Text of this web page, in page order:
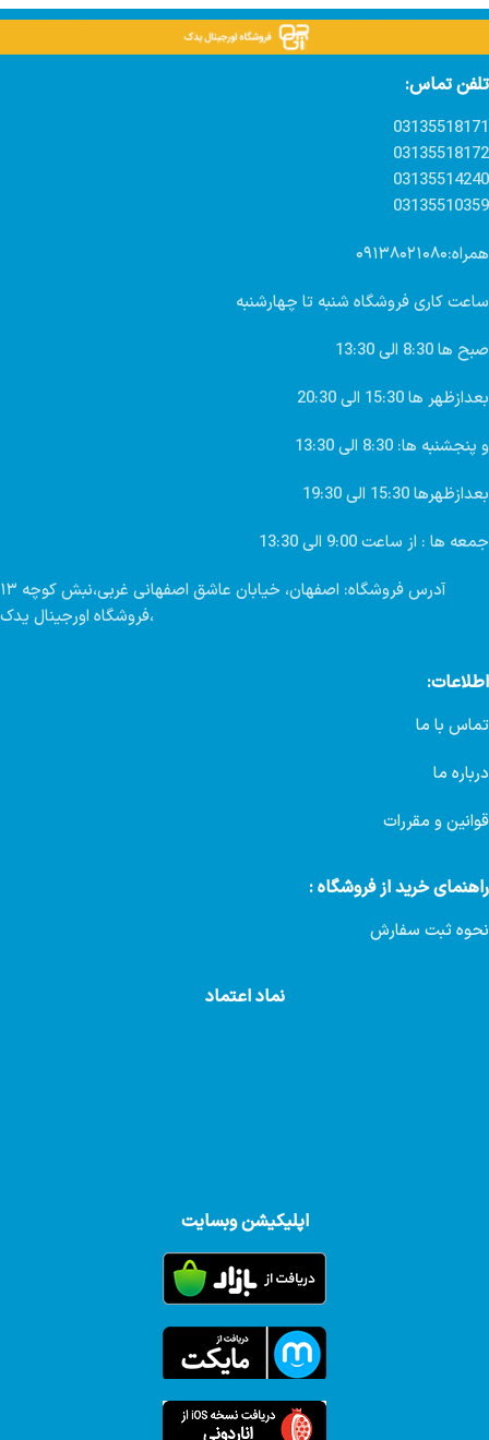
تلفن تماس:
03135518171
03135518172
03135514240
03135510359
همراه:۰۹۱۳۸۰۲۱۰۸۰
ساعت کاری فروشگاه شنبه تا چهارشنبه
صبح ها 8:30 الی 13:30
بعدازظهر ها 15:30 الی 20:30
و پنجشنبه ها: 8:30 الی 13:30
بعدازظهرها 15:30 الی 19:30
جمعه ها : از ساعت 9:00 الی 13:30
آدرس فروشگاه: اصفهان، خیابان عاشق اصفهانی غربی،نبش کوچه ۱۳
،فروشگاه اورجینال یدک
اطلاعات:
تماس با ما
درباره ما
قوانین و مقررات
راهنمای خرید از فروشگاه :
نحوه ثبت سفارش
نماد اعتماد
اپلیکیشن وبسایت